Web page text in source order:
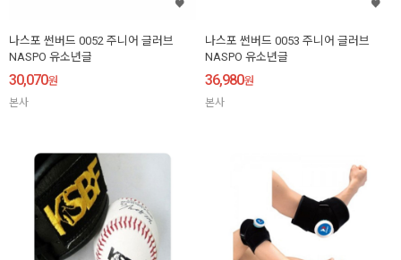
나스포 썬버드 0052 주니어 글러브
NASPO 유소년글
30,070원
본사
나스포 썬버드 0053 주니어 글러브
NASPO 유소년글
36,980원
본사